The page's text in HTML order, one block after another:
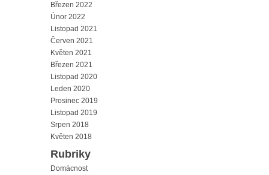
Březen 2022
Únor 2022
Listopad 2021
Červen 2021
Květen 2021
Březen 2021
Listopad 2020
Leden 2020
Prosinec 2019
Listopad 2019
Srpen 2018
Květen 2018
Rubriky
Domácnost